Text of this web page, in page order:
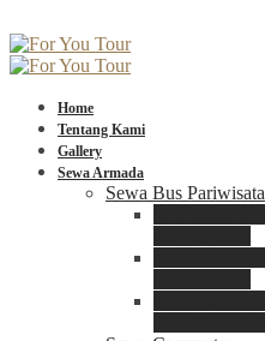
Home
Tentang Kami
Gallery
Sewa Armada
Sewa Bus Pariwisata